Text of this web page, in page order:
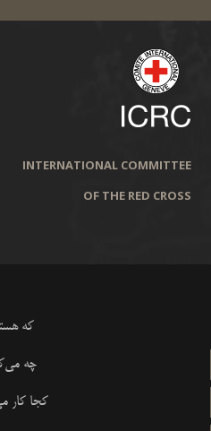
INTERNATIONAL COMMITTEE
OF THE RED CROSS
که
چه
کجا کار